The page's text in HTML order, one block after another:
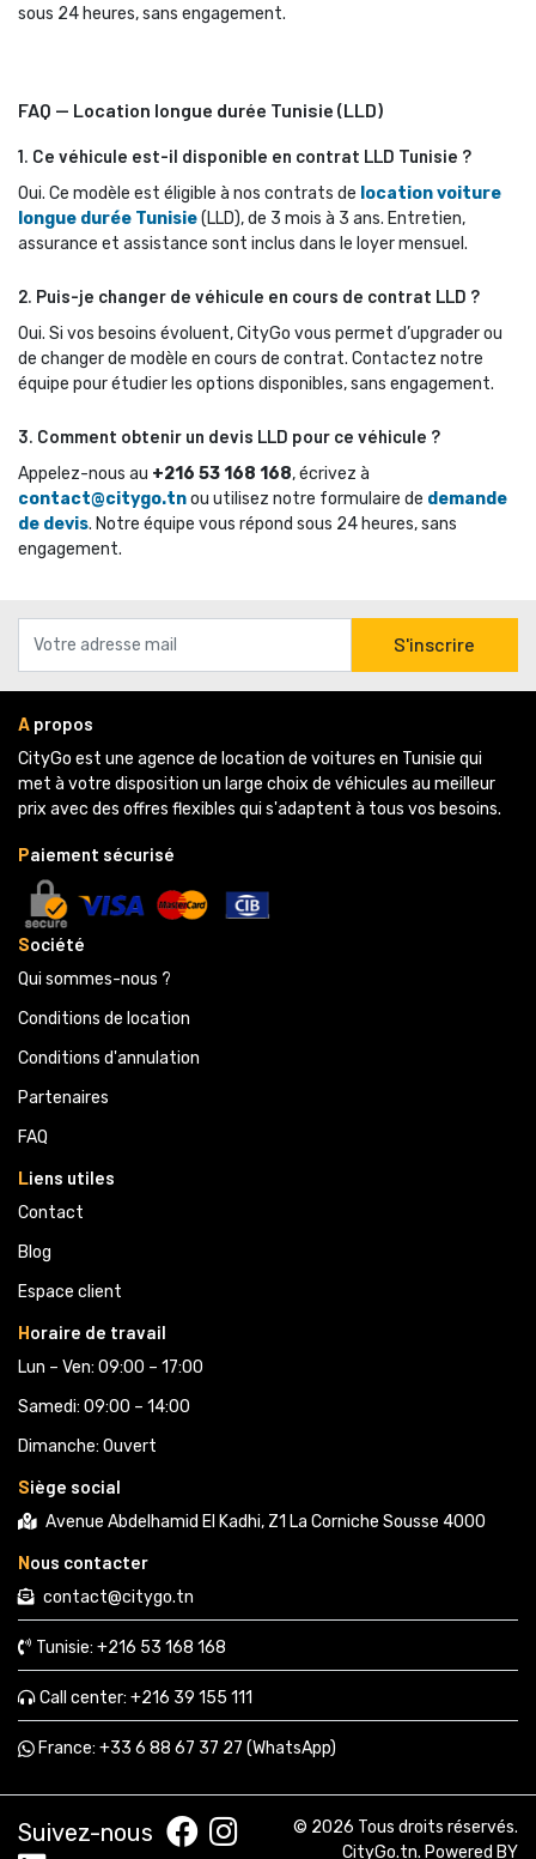
sous 24 heures, sans engagement.
FAQ — Location longue durée Tunisie (LLD)
1. Ce véhicule est-il disponible en contrat LLD Tunisie ?
Oui. Ce modèle est éligible à nos contrats de location voiture
longue durée Tunisie(LLD), de 3 mois à 3 ans. Entretien,
assurance et assistance sont inclus dans le loyer mensuel.
2. Puis-je changer de véhicule en cours de contrat LLD ?
Oui. Si vos besoins évoluent, CityGo vous permet d’upgrader ou
de changer de modèle en cours de contrat. Contactez notre
équipe pour étudier les options disponibles, sans engagement.
3. Comment obtenir un devis LLD pour ce véhicule ?
Appelez-nous au +216 53 168 168, écrivez à
contact@citygo.tnou utilisez notre formulaire de demande
de devis. Notre équipe vous répond sous 24 heures, sans
engagement.
S'inscrire
A propos
CityGo est une agence de location de voitures en Tunisie qui
met à votre disposition un large choix de véhicules au meilleur
prix avec des offres flexibles qui s'adaptent à tous vos besoins.
Paiement sécurisé
Société
Qui sommes-nous ?
Conditions de location
Conditions d'annulation
Partenaires
FAQ
Liens utiles
Contact
Blog
Espace client
Horaire de travail
Lun – Ven: 09:00 – 17:00
Samedi: 09:00 – 14:00
Dimanche: Ouvert
Siège social
Avenue Abdelhamid El Kadhi, Z1 La Corniche Sousse 4000
Nous contacter
contact@citygo.tn
Tunisie: +216 53 168 168
Call center: +216 39 155 111
France: +33 6 88 67 37 27 (WhatsApp)
Suivez-nous
© 2026 Tous droits réservés.
CityGo.tn. Powered BY